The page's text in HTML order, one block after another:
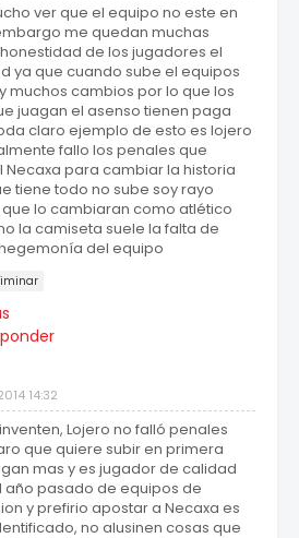
ver que el equipo no este en
me quedan muchas
de los jugadores el
ya que cuando sube el equipos
muchos cambios por lo que los
juagan el asenso tienen paga
claro ejemplo de esto es lojero
fallo los penales que
para cambiar la historia
tiene todo no sube soy rayo
lo cambiaran como atlético
la camiseta suele la falta de
del equipo
14:32
Lojero no falló penales
que quiere subir en primera
mas y es jugador de calidad
año pasado de equipos de
y prefirio apostar a Necaxa es
no alusinen cosas que